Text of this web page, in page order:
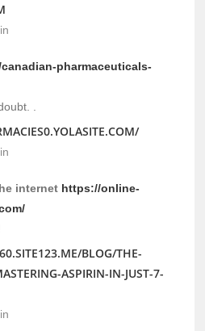
pharmaceuticals-
.
internet https://online-
BLOG/THE-
ASPIRIN-IN-JUST-7-